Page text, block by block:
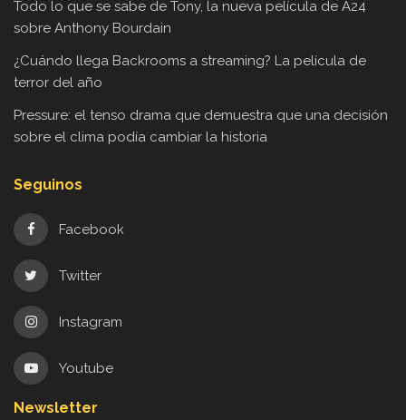
Todo lo que se sabe de Tony, la nueva película de A24
sobre Anthony Bourdain
¿Cuándo llega Backrooms a streaming? La película de
terror del año
Pressure: el tenso drama que demuestra que una decisión
sobre el clima podía cambiar la historia
Seguinos
Facebook
Twitter
Instagram
Youtube
Newsletter